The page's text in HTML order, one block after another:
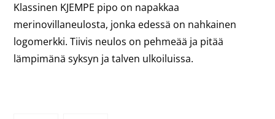
57,90€.
28,95€.
Klassinen KJEMPE pipo on napakkaa
merinovillaneulosta, jonka edessä on nahkainen
logomerkki. Tiivis neulos on pehmeää ja pitää
lämpimänä syksyn ja talven ulkoiluissa.